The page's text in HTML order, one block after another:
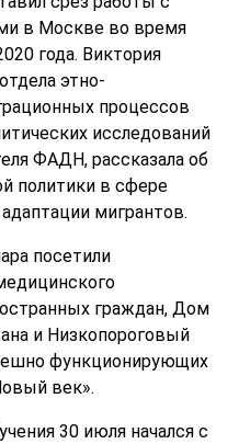
в Москве во время
года. Виктория
этно-
процессов
исследований
ФАДН, рассказала об
политики в сфере
мигрантов.
посетили
граждан, Дом
и Низкопороговый
функционирующих
век».
30 июля начался с